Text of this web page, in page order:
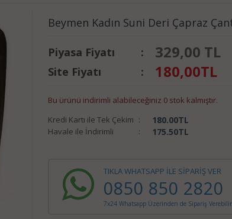
Beymen Kadın Suni Deri Çapraz
Piyasa Fiyatı : 329,00 TL
Site Fiyatı : 180,00TL
Bu ürünü indirimli alabileceğiniz 0 stok kalmıştır.
Kredi Kartı ile Tek Çekim : 180.00TL
Havale ile İndirimli : 175.50TL
TIKLA WHATSAPP İLE SİPARİŞ VER
0850 850 2820
7x24 Whatsapp Üzerinden de Sipariş